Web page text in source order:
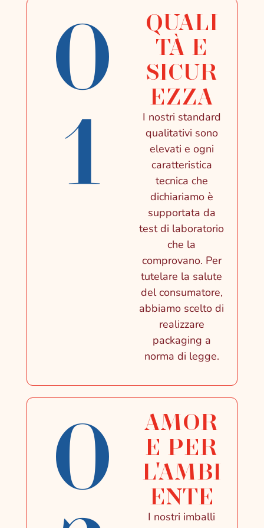
0
1
QUALI
TÀ E
SICUR
EZZA
I nostri standard
qualitativi sono
elevati e ogni
caratteristica
tecnica che
dichiariamo è
supportata da
test di laboratorio
che la
comprovano. Per
tutelare la salute
del consumatore,
abbiamo scelto di
realizzare
packaging a
norma di legge.
0
AMOR
E PER
L'AMBI
ENTE
I nostri imballi